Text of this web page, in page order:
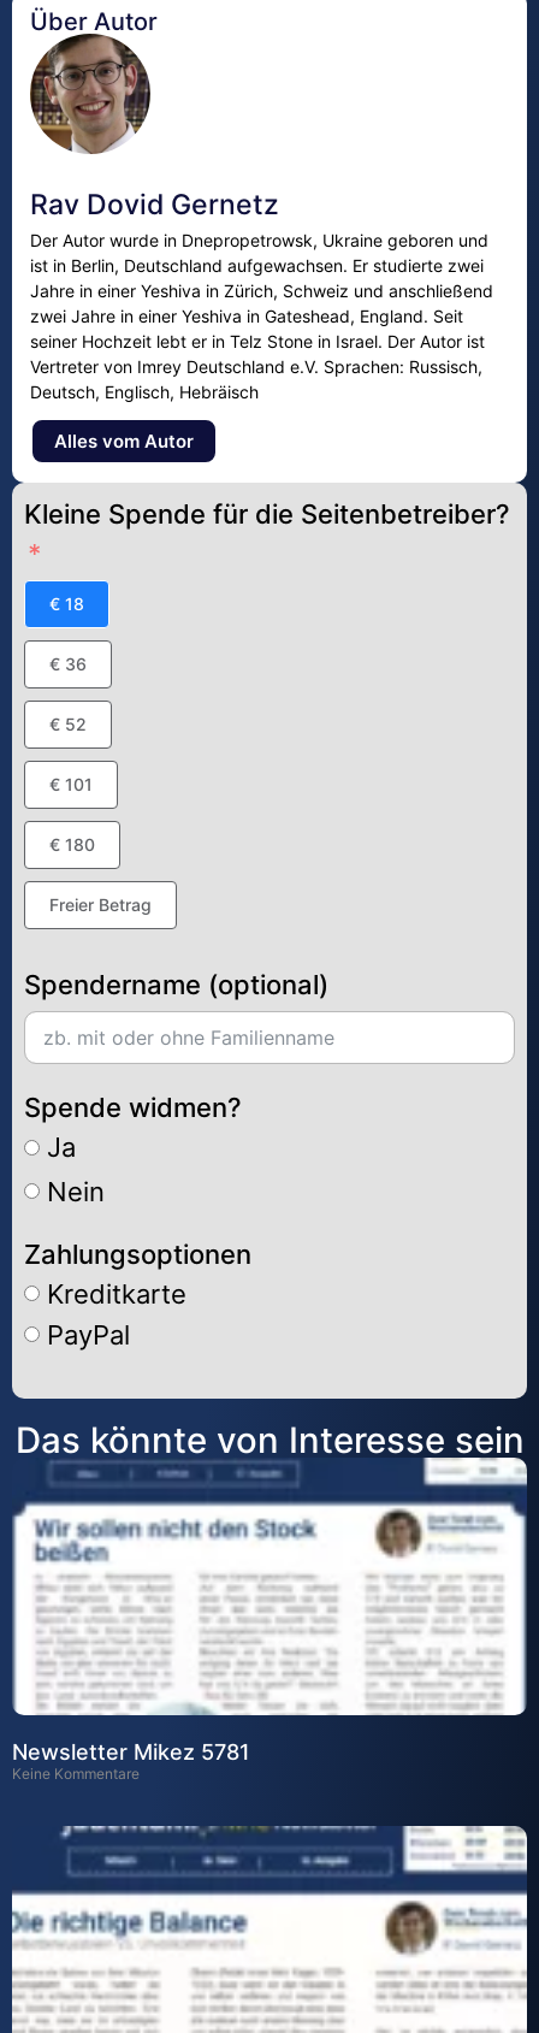
Über Autor
Rav Dovid Gernetz
Der Autor wurde in Dnepropetrowsk, Ukraine geboren und
ist in Berlin, Deutschland aufgewachsen. Er studierte zwei
Jahre in einer Yeshiva in Zürich, Schweiz und anschließend
zwei Jahre in einer Yeshiva in Gateshead, England. Seit
seiner Hochzeit lebt er in Telz Stone in Israel. Der Autor ist
Vertreter von Imrey Deutschland e.V. Sprachen: Russisch,
Deutsch, Englisch, Hebräisch
Alles vom Autor
Kleine Spende für die Seitenbetreiber?
€ 18
€ 36
€ 52
€ 101
€ 180
Freier Betrag
Spendername (optional)
Spende widmen?
Ja
Nein
Zahlungsoptionen
Kreditkarte
PayPal
Alternative:
Das könnte von Interesse sein
Newsletter Mikez 5781
Keine Kommentare